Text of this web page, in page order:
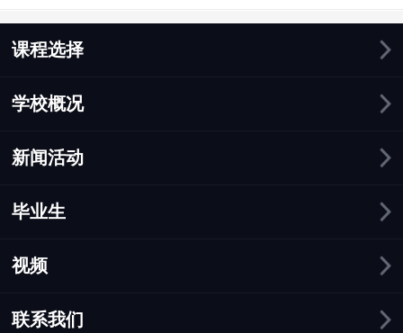
课程选择
学校概况
新闻活动
毕业生
视频
联系我们